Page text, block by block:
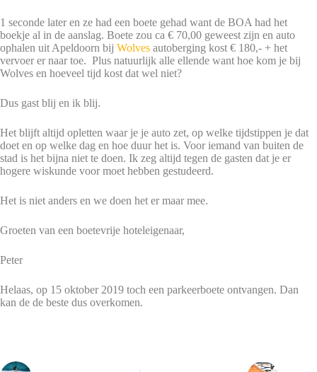
1 seconde later en ze had een boete gehad want de BOA had het
boekje al in de aanslag. Boete zou ca € 70,00 geweest zijn en auto
ophalen uit Apeldoorn bij Wolves autoberging kost € 180,- + het
vervoer er naar toe. Plus natuurlijk alle ellende want hoe kom je bij
Wolves en hoeveel tijd kost dat wel niet?
Dus gast blij en ik blij.
Het blijft altijd opletten waar je je auto zet, op welke tijdstippen je dat
doet en op welke dag en hoe duur het is. Voor iemand van buiten de
stad is het bijna niet te doen. Ik zeg altijd tegen de gasten dat je er
hogere wiskunde voor moet hebben gestudeerd.
Het is niet anders en we doen het er maar mee.
Groeten van een boetevrije hoteleigenaar,
Peter
Helaas, op 15 oktober 2019 toch een parkeerboete ontvangen. Dan
kan de de beste dus overkomen.